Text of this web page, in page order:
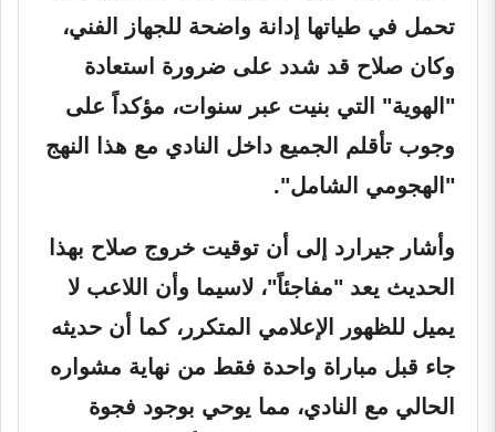
تحمل في طياتها إدانة واضحة للجهاز الفني،
وكان صلاح قد شدد على ضرورة استعادة
"الهوية" التي بنيت عبر سنوات، مؤكداً على
وجوب تأقلم الجميع داخل النادي مع هذا النهج
"الهجومي الشامل".
وأشار جيرارد إلى أن توقيت خروج صلاح بهذا
الحديث يعد "مفاجئاً"، لاسيما وأن اللاعب لا
يميل للظهور الإعلامي المتكرر، كما أن حديثه
جاء قبل مباراة واحدة فقط من نهاية مشواره
الحالي مع النادي، مما يوحي بوجود فجوة